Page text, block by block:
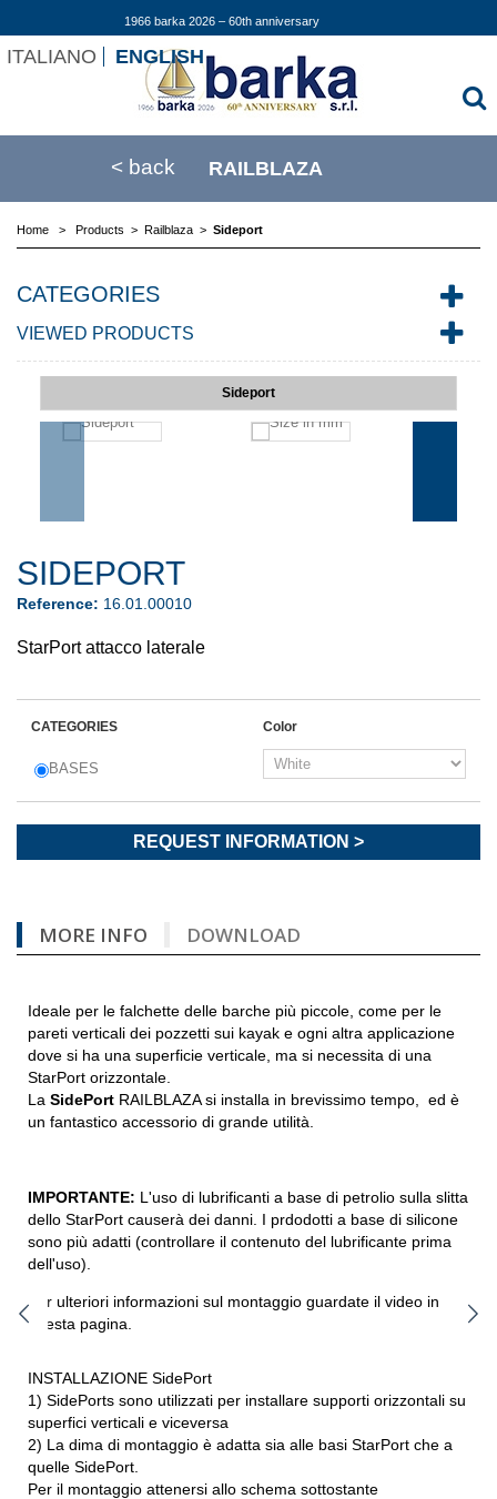
1966 barka 2026 – 60th anniversary
ITALIANO ENGLISH
< back RAILBLAZA
Home > Products > Railblaza > Sideport
CATEGORIES
VIEWED PRODUCTS
Sideport
SIDEPORT
Reference: 16.01.00010
StarPort attacco laterale
CATEGORIES
BASES
Color
REQUEST INFORMATION >
MORE INFO DOWNLOAD
Ideale per le falchette delle barche più piccole, come per le
pareti verticali dei pozzetti sui kayak e ogni altra applicazione
dove si ha una superficie verticale, ma si necessita di una
StarPort orizzontale.
La SidePort RAILBLAZA si installa in brevissimo tempo, ed è
un fantastico accessorio di grande utilità.
IMPORTANTE: L'uso di lubrificanti a base di petrolio sulla slitta
dello StarPort causerà dei danni. I prdodotti a base di silicone
sono più adatti (controllare il contenuto del lubrificante prima
dell'uso).
Per ulteriori informazioni sul montaggio guardate il video in
questa pagina.
INSTALLAZIONE SidePort
1) SidePorts sono utilizzati per installare supporti orizzontali su
superfici verticali e viceversa
2) La dima di montaggio è adatta sia alle basi StarPort che a
quelle SidePort.
Per il montaggio attenersi allo schema sottostante